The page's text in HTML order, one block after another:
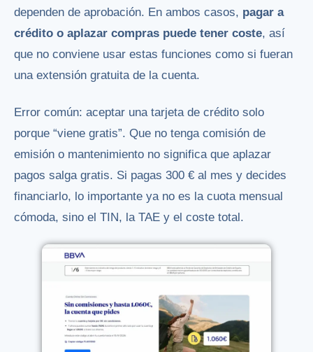
dependen de aprobación. En ambos casos, pagar a
crédito o aplazar compras puede tener coste, así
que no conviene usar estas funciones como si fueran
una extensión gratuita de la cuenta.
Error común: aceptar una tarjeta de crédito solo
porque “viene gratis”. Que no tenga comisión de
emisión o mantenimiento no significa que aplazar
pagos salga gratis. Si pagas 300 € al mes y decides
financiarlo, lo importante ya no es la cuota mensual
cómoda, sino el TIN, la TAE y el coste total.